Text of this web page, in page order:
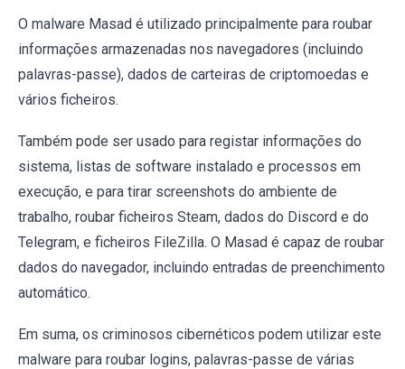
O malware Masad é utilizado principalmente para roubar
informações armazenadas nos navegadores (incluindo
palavras-passe), dados de carteiras de criptomoedas e
vários ficheiros.
Também pode ser usado para registar informações do
sistema, listas de software instalado e processos em
execução, e para tirar screenshots do ambiente de
trabalho, roubar ficheiros Steam, dados do Discord e do
Telegram, e ficheiros FileZilla. O Masad é capaz de roubar
dados do navegador, incluindo entradas de preenchimento
automático.
Em suma, os criminosos cibernéticos podem utilizar este
malware para roubar logins, palavras-passe de várias